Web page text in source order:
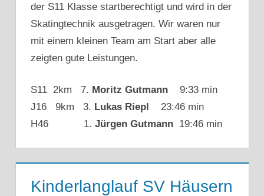
der S11 Klasse startberechtigt und wird in der
Skatingtechnik ausgetragen. Wir waren nur
mit einem kleinen Team am Start aber alle
zeigten gute Leistungen.
S11 2km 7. Moritz Gutmann 9:33 min
J16 9km 3. Lukas Riepl
23:46 min
H46 1. Jürgen Gutmann 19:46 min
Kinderlanglauf SV Häusern